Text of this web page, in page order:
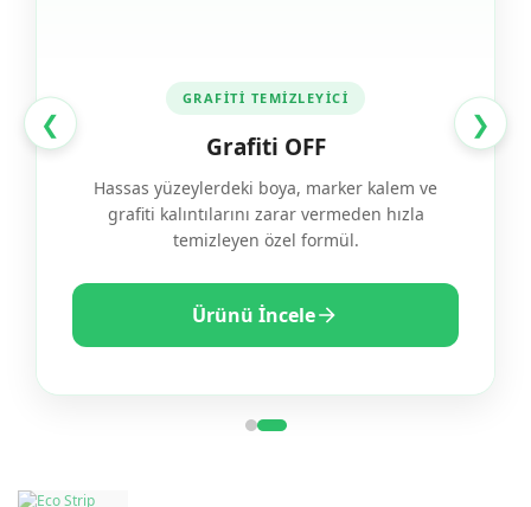
❮
GRAFİTİ TEMİZLEYİCİ
Grafiti OFF
Hassas yüzeylerdeki boya, marker kalem ve
grafiti kalıntılarını zarar vermeden hızla
temizleyen özel formül.
Ürünü İncele
❯